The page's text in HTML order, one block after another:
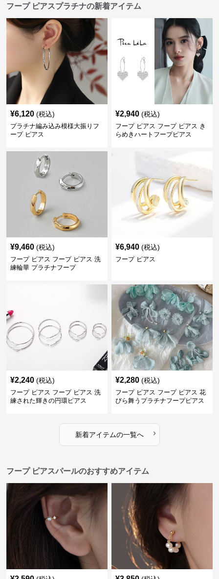
フープ ピアスプラチナの新着アイテム
¥6,120 (税込)
プラチナ編み込み模様大振りフ
ープ ピアス
¥2,940 (税込)
フープ ピアス フープ ピアス き
らめきハートフープピアス
¥9,460 (税込)
フープ ピアス フープ ピアス 洗
練輪華 プラチナフープ
¥6,940 (税込)
フープ ピアス
¥2,240 (税込)
フープ ピアス フープ ピアス 洗
練された輝きの円環ピアス
¥2,280 (税込)
フープ ピアス フープ ピアス 花
びら舞うプラチナフープピアス
新着アイテムの一覧へ ›
フープ ピアスパールのおすすめアイテム